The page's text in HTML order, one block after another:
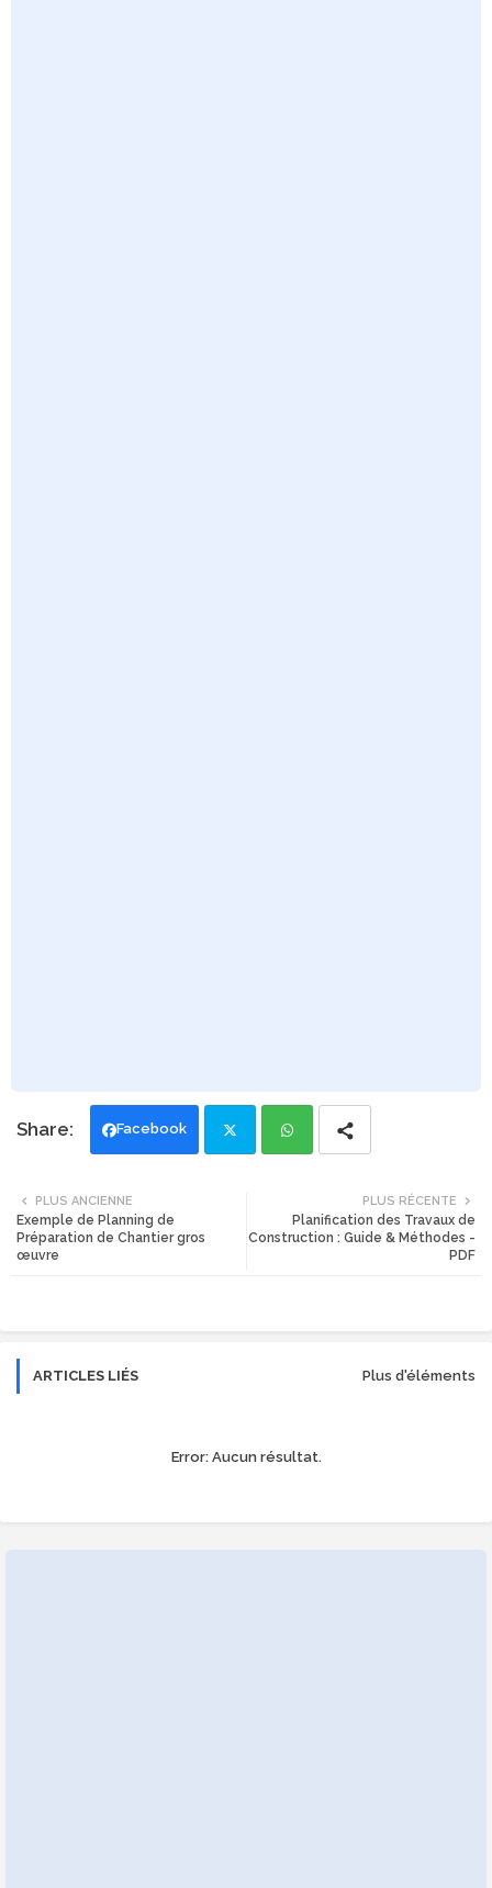
Facebook
ats
PLUS RÉCENTE
Planification des Travaux de
Construction : Guide & Méthodes -
PDF
PLUS ANCIENNE
Exemple de Planning de
Préparation de Chantier gros
œuvre
ARTICLES LIÉS Plus d'éléments
Error:Aucun résultat.